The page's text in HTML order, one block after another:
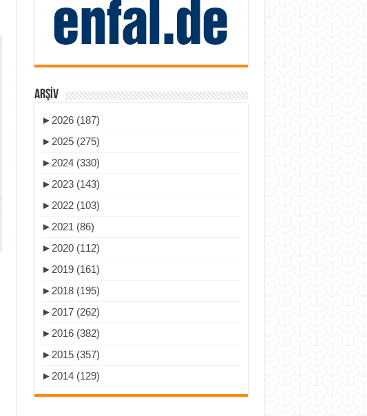
ARŞIV
► 2026 (187)
► 2025 (275)
► 2024 (330)
► 2023 (143)
► 2022 (103)
► 2021 (86)
► 2020 (112)
► 2019 (161)
► 2018 (195)
► 2017 (262)
► 2016 (382)
► 2015 (357)
► 2014 (129)